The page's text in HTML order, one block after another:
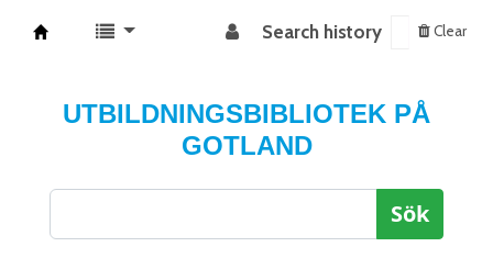
Search history Clear
UTBILDNINGSBIBLIOTEK PÅ
GOTLAND
Sök